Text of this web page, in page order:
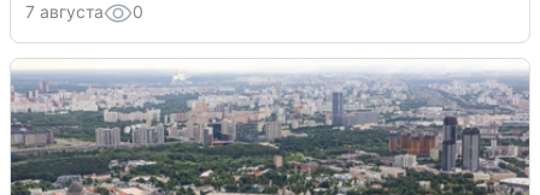
7 августа 0